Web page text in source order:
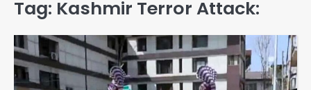
Tag: Kashmir Terror Attack:
अब पहला स्थान हासिल करना लक्ष्य: डीएम
Team JHJ